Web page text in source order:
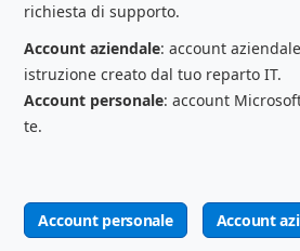
richiesta di supporto.
Account aziendale: account
istruzione creato dal tuo reparto IT.
Account personale: account
te.
Account personale Account